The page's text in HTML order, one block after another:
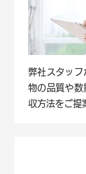
弊社スタッフ
物の品質や数
収方法をご提